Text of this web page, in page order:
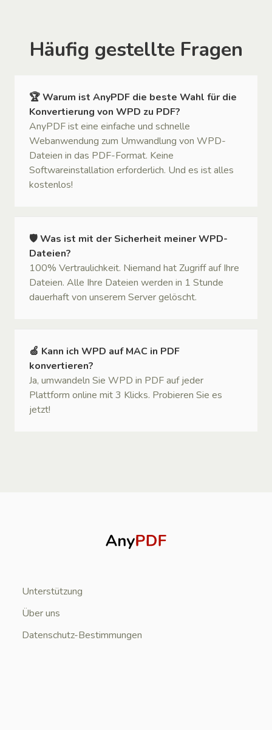
Häufig gestellte Fragen
🏆 Warum ist AnyPDF die beste Wahl für die
Konvertierung von WPD zu PDF?
AnyPDF ist eine einfache und schnelle
Webanwendung zum Umwandlung von WPD-
Dateien in das PDF-Format. Keine
Softwareinstallation erforderlich. Und es ist alles
kostenlos!
🛡 Was ist mit der Sicherheit meiner WPD-
Dateien?
100% Vertraulichkeit. Niemand hat Zugriff auf Ihre
Dateien. Alle Ihre Dateien werden in 1 Stunde
dauerhaft von unserem Server gelöscht.
🍏 Kann ich WPD auf MAC in PDF
konvertieren?
Ja, umwandeln Sie WPD in PDF auf jeder
Plattform online mit 3 Klicks. Probieren Sie es
jetzt!
Unterstützung
Über uns
Datenschutz-Bestimmungen